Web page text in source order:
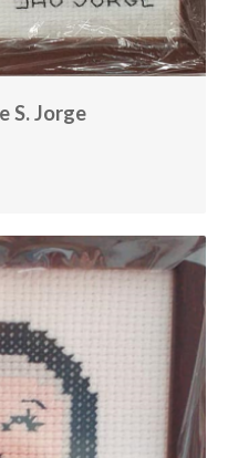
S. Jorge